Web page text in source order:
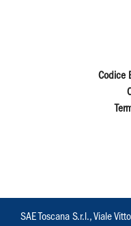
Codice
SAE Toscana S.r.l., Viale